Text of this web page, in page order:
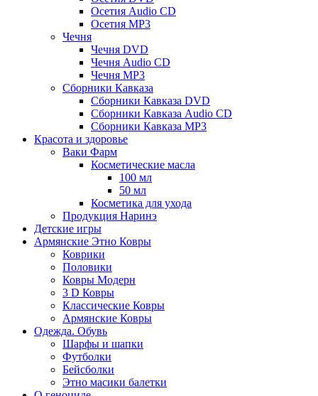
Осетия Audio CD
Осетия MP3
Чечня
Чечня DVD
Чечня Audio CD
Чечня MP3
Сборники Кавказа
Сборники Кавказа DVD
Сборники Кавказа Audio CD
Сборники Кавказа MP3
Красота и здоровье
Ваки Фарм
Косметические масла
100 мл
50 мл
Косметика для ухода
Продукция Наринэ
Детские игры
Армянские Этно Ковры
Коврики
Половики
Ковры Модерн
3 D Ковры
Классические Ковры
Армянские Ковры
Одежда. Обувь
Шарфы и шапки
Футболки
Бейсболки
Этно масики балетки